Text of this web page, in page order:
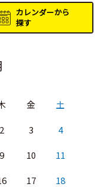
カレンダーから
探す
金 土
2 3 4
9 10 11
17 18